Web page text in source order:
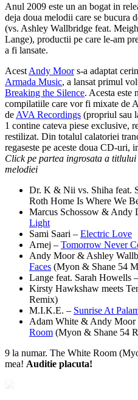
Anul 2009 este un an bogat in
deja doua melodii care se bucura
(vs. Ashley Wallbridge feat.
Lange), productii pe care le-am
a fi lansate.
Acest Andy Moors-a adaptat
Armada Music, a lansat primul
Breaking the Silence. Acesta este
compilatiile care vor fi mixate de
de AVA Recordings (propriul sau
1 contine cateva piese exclusive,
restilizat. Din totalul calatoriei
regaseste pe aceste doua CD-uri,
Click pe partea ingrosata a titlului
melodiei
Dr. K & Nii vs. Shiha feat.
Roth Home Is Where We
Marcus Schossow & Andy
Light
Sami Saari – Electric Love
Arnej – Tomorrow Never
Andy Moor & Ashley
Faces (Myon & Shane 54
Lange feat. Sarah Howells –
Kirsty Hawkshaw meets
Remix)
M.I.K.E. – Sunrise At
Adam White & Andy Moor
Room (Myon & Shane 54
9 la numar. The White Room
mea! Auditie placuta!